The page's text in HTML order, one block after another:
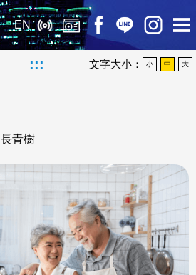
EN
::: 文字大小： 小 中 大
長青樹